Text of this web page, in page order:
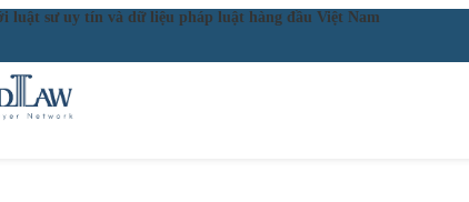
luật sư uy tín và dữ liệu pháp luật hàng đầu Việt Nam